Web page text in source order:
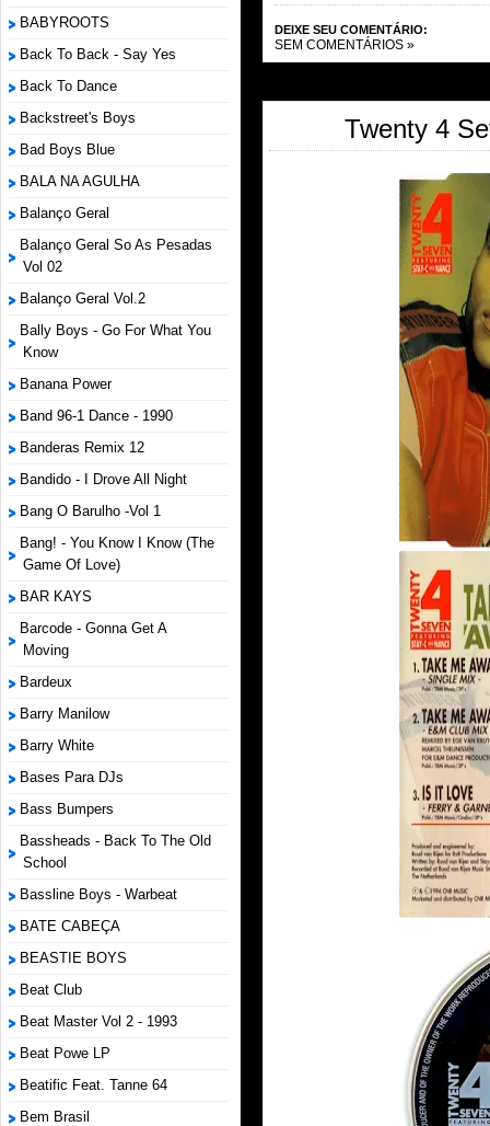
BABYROOTS
Back To Back - Say Yes
Back To Dance
Backstreet's Boys
Bad Boys Blue
BALA NA AGULHA
Balanço Geral
Balanço Geral So As Pesadas
Vol 02
Balanço Geral Vol.2
Bally Boys - Go For What You
Know
Banana Power
Band 96-1 Dance - 1990
Banderas Remix 12
Bandido - I Drove All Night
Bang O Barulho -Vol 1
Bang! - You Know I Know (The
Game Of Love)
BAR KAYS
Barcode - Gonna Get A
Moving
Bardeux
Barry Manilow
Barry White
Bases Para DJs
Bass Bumpers
Bassheads - Back To The Old
School
Bassline Boys - Warbeat
BATE CABEÇA
BEASTIE BOYS
Beat Club
Beat Master Vol 2 - 1993
Beat Powe LP
Beatific Feat. Tanne 64
Bem Brasil
DEIXE SEU COMENTÁRIO:
SEM COMENTÁRIOS »
Twenty 4